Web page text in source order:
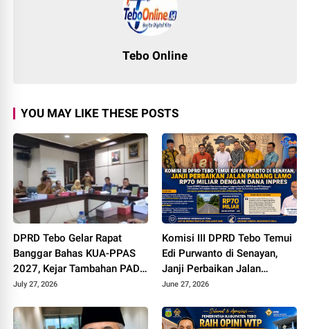
Tebo Online
YOU MAY LIKE THESE POSTS
DPRD Tebo Gelar Rapat
Banggar Bahas KUA-PPAS
2027, Kejar Tambahan PAD
dan DBH Sawit
July 27, 2026
Komisi III DPRD Tebo Temui
Edi Purwanto di Senayan,
Janji Perbaikan Jalan
Padang lamo Rp70 Miliar
June 27, 2026